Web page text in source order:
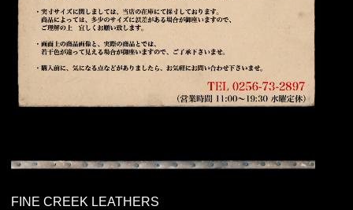
FINE CREEK LEATHERS